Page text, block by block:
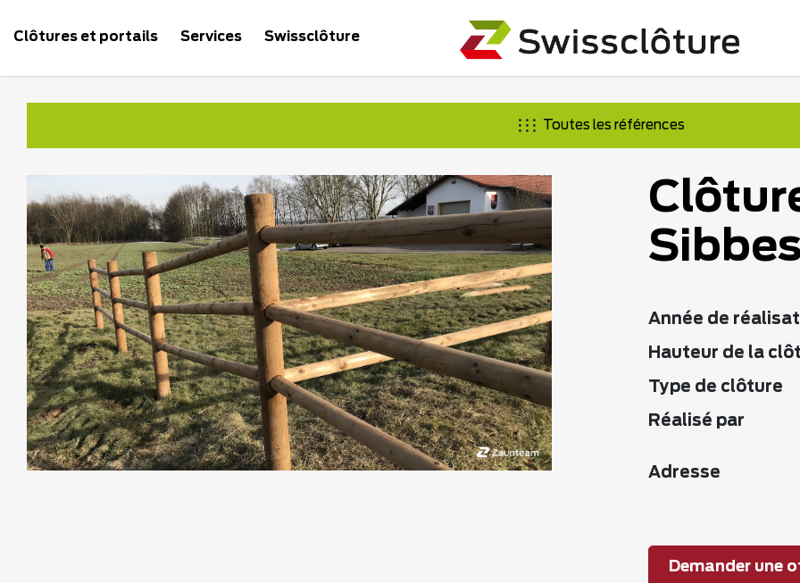
Clôtures et portails Services Swissclôture
Toutes les références
Année de
Hauteur de la
Type de clôture
Réalisé par
Adresse
Demander une